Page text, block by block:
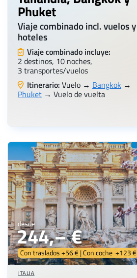
Phuket
Viaje combinado incl. vuelos y
hoteles
Viaje combinado incluye:
2 destinos, 10 noches,
3 transportes/vuelos
Itinerario: Vuelo → Bangkok →
Phuket → Vuelo de vuelta
desde
244,– €
Con traslados +56 € | Con coche +123 €
ITALIA